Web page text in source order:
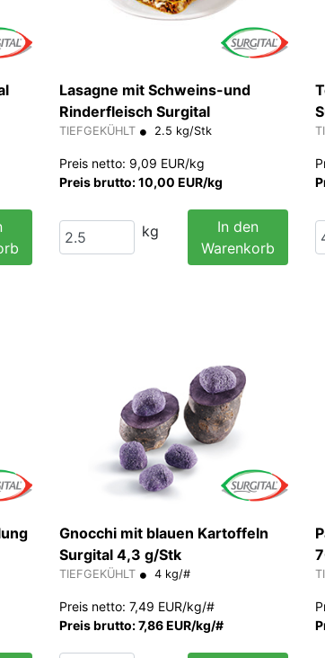
Lasagne mit Schweins-und
Rinderfleisch Surgital
TIEFGEKÜHLT 2.5 kg/Stk
Preis netto: 9,09 EUR/kg
Preis brutto: 10,00 EUR/kg
kg
In den
Warenkorb
Gnocchi mit blauen Kartoffeln
Surgital 4,3 g/Stk
TIEFGEKÜHLT 4 kg/#
Preis netto: 7,49 EUR/kg/#
Preis brutto: 7,86 EUR/kg/#